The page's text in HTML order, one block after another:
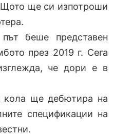
Щото ще си изпотроши
беше представен
през 2019 г. Сега
че дори е в
кола ще дебютира на
спецификации на